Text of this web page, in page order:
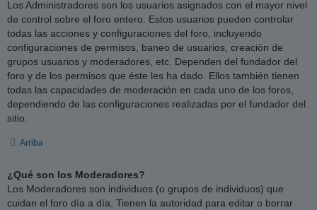
Los Administradores son los usuarios asignados con el mayor nivel
de control sobre el foro entero. Estos usuarios pueden controlar
todas las acciones y configuraciones del foro, incluyendo
configuraciones de permisos, baneo de usuarios, creación de
grupos usuarios y moderadores, etc. Dependen del fundador del
foro y de los permisos que éste les ha dado. Ellos también tienen
todas las capacidades de moderación en cada uno de los foros,
dependiendo de las configuraciones realizadas por el fundador del
sitio.
Arriba
¿Qué son los Moderadores?
Los Moderadores son individuos (o grupos de individuos) que
cuidan el foro día a día. Tienen la autoridad para editar o borrar